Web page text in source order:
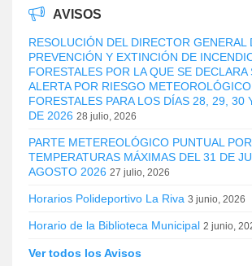
AVISOS
RESOLUCIÓN DEL DIRECTOR GENERAL
PREVENCIÓN Y EXTINCIÓN DE
FORESTALES POR LA QUE SE
ALERTA POR RIESGO
FORESTALES PARA LOS DÍAS 28, 29, 30
DE 2026 28 julio, 2026
PARTE METEREOLÓGICO PUNTUAL POR
TEMPERATURAS MÁXIMAS DEL 31 DE
AGOSTO 2026 27 julio, 2026
Horarios Polideportivo La Riva 3 junio, 2026
Horario de la Biblioteca Municipal 2 junio,
Ver todos los Avisos